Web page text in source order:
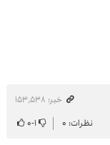
خبر: ۱۵۳٬۵۳۸
نظرات: ۰ ۱-۰